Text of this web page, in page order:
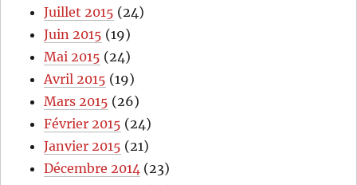
Juillet 2015 (24)
Juin 2015 (19)
Mai 2015 (24)
Avril 2015 (19)
Mars 2015 (26)
Février 2015 (24)
Janvier 2015 (21)
Décembre 2014 (23)